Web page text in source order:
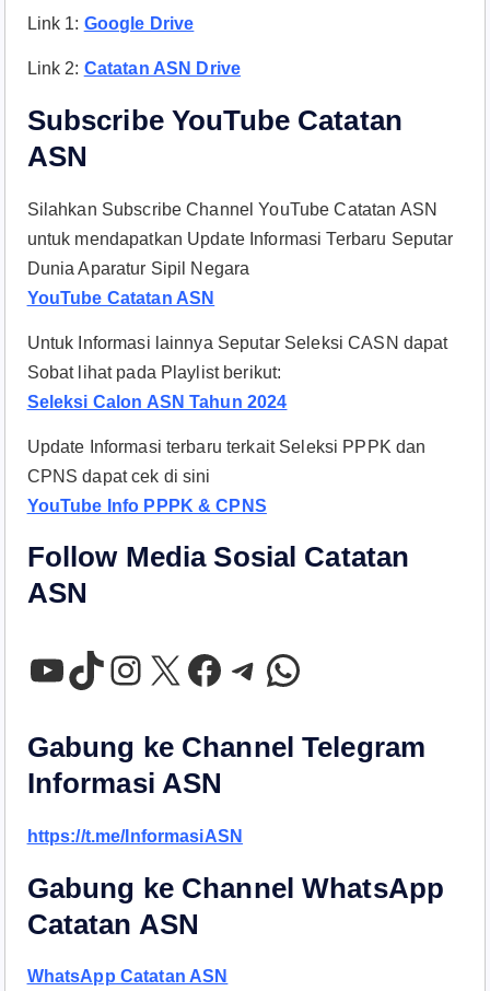
Link 1: Google Drive
Link 2: Catatan ASN Drive
Subscribe YouTube Catatan
ASN
Silahkan Subscribe Channel YouTube Catatan ASN
untuk mendapatkan Update Informasi Terbaru Seputar
Dunia Aparatur Sipil Negara
YouTube Catatan ASN
Untuk Informasi lainnya Seputar Seleksi CASN dapat
Sobat lihat pada Playlist berikut:
Seleksi Calon ASN Tahun 2024
Update Informasi terbaru terkait Seleksi PPPK dan
CPNS dapat cek di sini
YouTube Info PPPK & CPNS
Follow Media Sosial Catatan
ASN
YouTube TikTok Instagram X Facebook Telegram WhatsApp
Gabung ke Channel Telegram
Informasi ASN
https://t.me/InformasiASN
Gabung ke Channel WhatsApp
Catatan ASN
WhatsApp Catatan ASN